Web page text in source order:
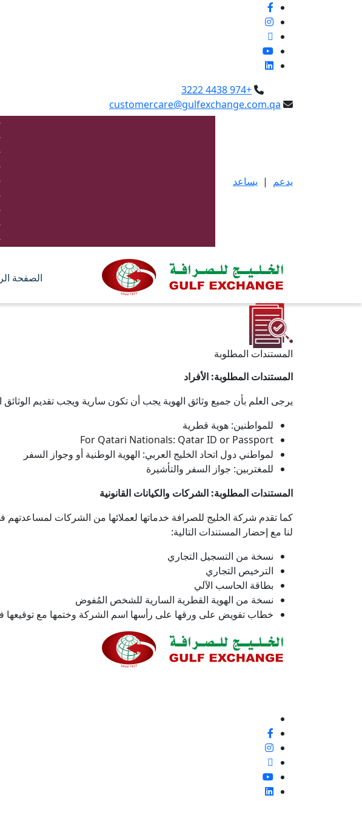
+974 4438 3222
customercare@gulfexchange.com.qa
يدعم | يساعد
الصفحة
المستندات المطلوبة
المستندات المطلوبة: الأفراد
يرجى العلم بأن جميع وثائق الهوية يجب أن تكون سارية ويجب تقديم الوثائق
للمواطنين: هوية قطرية
For Qatari Nationals: Qatar ID or Passport
لمواطني دول اتحاد الخليج العربي: الهوية الوطنية أو وجواز السفر
للمغتربين: جواز السفر والتأشيرة
المستندات المطلوبة: الشركات والكيانات القانونية
كما تقدم شركة الخليج للصرافة خدماتها لعملائها من الشركات
لنا مع إحضار المستندات التالية:
نسخة من التسجيل التجاري
الترخيص التجاري
بطاقة الحاسب الآلي
نسخة من الهوية القطرية السارية للشخص المُفوض
خطاب تفويض على ورقها على رأسها اسم الشركة وختمها مع